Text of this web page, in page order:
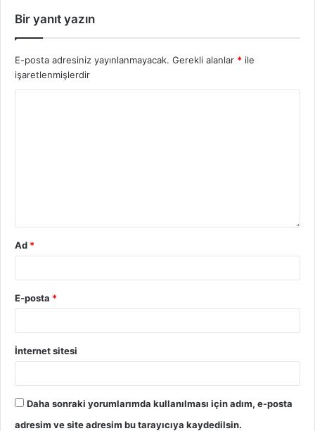
Bir yanıt yazın
E-posta adresiniz yayınlanmayacak. Gerekli alanlar * ile
işaretlenmişlerdir
Ad *
E-posta *
İnternet sitesi
Daha sonraki yorumlarımda kullanılması için adım, e-posta
adresim ve site adresim bu tarayıcıya kaydedilsin.